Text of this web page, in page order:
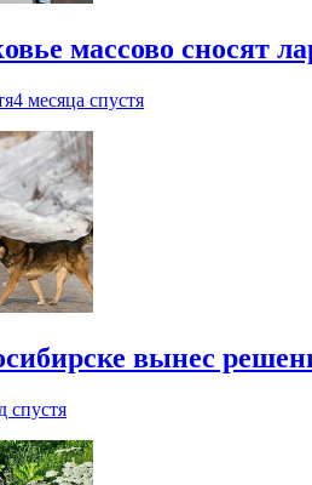
массово сносят
4 месяца спустя
вынес
спустя